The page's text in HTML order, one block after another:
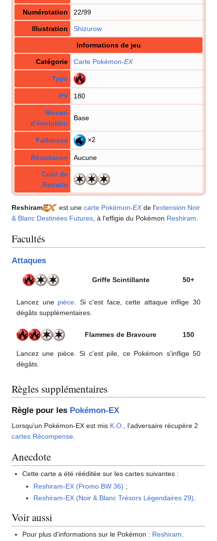
Numérotation 22/99
Illustration Shizurow
Informations de jeu
Catégorie Carte Pokémon-EX
Type
PV 180
Niveau
d'évolution
Base
Faiblesse ×2
Résistance Aucune
Coût de
Retraite
Reshiram est une carte Pokémon-EXde l'extension Noir
& Blanc Destinées Futures , à l'effigie du Pokémon Reshiram
Facultés
Attaques
Griffe Scintillante 50+
Lancez une pièce . Si c'est face, cette attaque inflige 30
dégâts supplémentaires.
Flammes de Bravoure 150
Lancez une pièce. Si c'est pile, ce Pokémon s'inflige 50
dégâts.
Règles supplémentaires
Règle pour les Pokémon-EX
Lorsqu'un Pokémon-EX est mis K.O.
, l'adversaire récupère 2
cartes Récompense
Anecdote
Cette carte a été rééditée sur les cartes suivantes :
Reshiram-EX (Promo BW 36) ;
Reshiram-EX (Noir & Blanc Trésors Légendaires 29)
Voir aussi
Pour plus d'informations sur le Pokémon : Reshiram.